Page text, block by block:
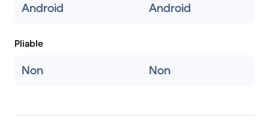
Android Android
Pliable
Non Non